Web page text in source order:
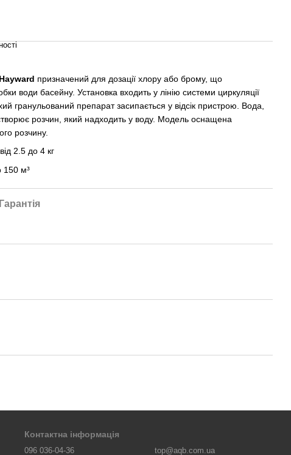
призначений для дозації хлору або брому, що
води басейну. Установка входить у лінію системи циркуляції
гранульований препарат засипається у відсік пристрою. Вода,
розчин, який надходить у воду. Модель оснащена
розчину.
2.5 до 4 кг
150 м³
Гарантія
Контактна інформація
096 036-04-36 top@aqb.com.ua